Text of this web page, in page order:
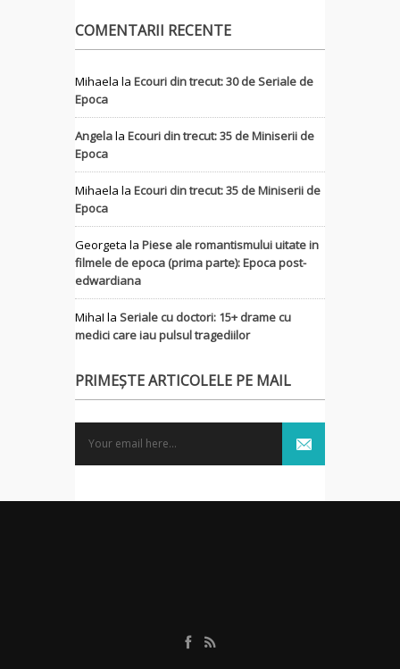
COMENTARII RECENTE
Mihaela la Ecouri din trecut: 30 de Seriale de
Epoca
Angelala Ecouri din trecut: 35 de Miniserii de
Epoca
Mihaela la Ecouri din trecut: 35 de Miniserii de
Epoca
Georgeta la Piese ale romantismului uitate in
filmele de epoca (prima parte): Epoca post-
edwardiana
MihaI la Seriale cu doctori: 15+ drame cu
medici care iau pulsul tragediilor
PRIMEȘTE ARTICOLELE PE MAIL